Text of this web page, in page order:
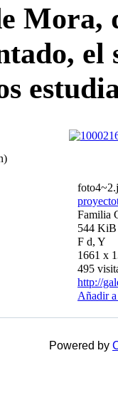
Mora,
Familia
544 KiB
F d, Y
1661 x
495
http://
Añadir
Powered by